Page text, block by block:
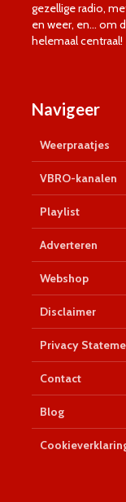
gezellige radio,
en weer, en… om
helemaal centraal!
Navigeer
Weerpraatjes
VBRO-kanalen
Playlist
Adverteren
Webshop
Disclaimer
Privacy
Contact
Blog